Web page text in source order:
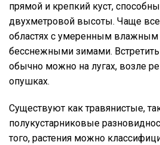
прямой и крепкий куст,
двухметровой высоты. Чаще
областях с умеренным
бесснежными зимами. Встретить
обычно можно на лугах, возле
опушках.
Существуют как травянистые,
полукустарниковые
того, растения можно